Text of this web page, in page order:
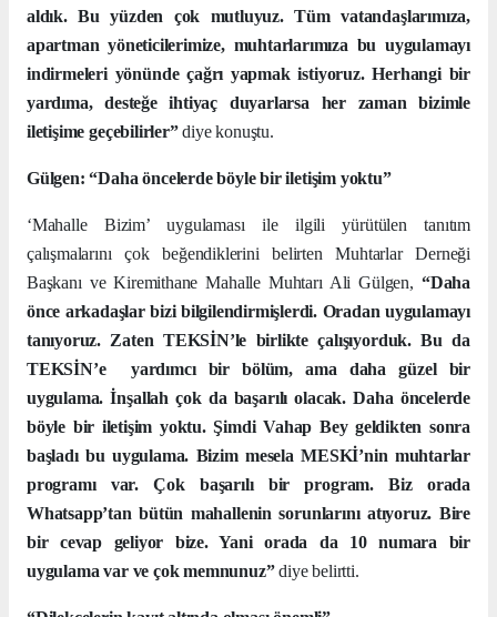
aldık. Bu yüzden çok mutluyuz. Tüm vatandaşlarımıza,
apartman yöneticilerimize, muhtarlarımıza bu uygulamayı
indirmeleri yönünde çağrı yapmak istiyoruz. Herhangi bir
yardıma, desteğe ihtiyaç duyarlarsa her zaman bizimle
iletişime geçebilirler”diye konuştu.
Gülgen: “Daha öncelerde böyle bir iletişim yoktu”
‘Mahalle Bizim’ uygulaması ile ilgili yürütülen tanıtım
çalışmalarını çok beğendiklerini belirten Muhtarlar Derneği
Başkanı ve Kiremithane Mahalle Muhtarı Ali Gülgen, “Daha
önce arkadaşlar bizi bilgilendirmişlerdi. Oradan uygulamayı
tanıyoruz. Zaten TEKSİN’le birlikte çalışıyorduk. Bu da
TEKSİN’e
yardımcı bir bölüm, ama daha güzel bir
uygulama. İnşallah çok da başarılı olacak. Daha öncelerde
böyle bir iletişim yoktu. Şimdi Vahap Bey geldikten sonra
başladı bu uygulama. Bizim mesela MESKİ’nin muhtarlar
programı var. Çok başarılı bir program. Biz orada
Whatsapp’tan bütün mahallenin sorunlarını atıyoruz. Bire
bir cevap geliyor bize. Yani orada da 10 numara bir
uygulama var ve çok memnunuz”diye belirtti.